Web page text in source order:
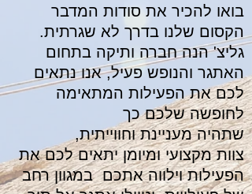
בואו להכיר את סודות המדבר
הקסום שלנו בדרך לא שגרתית.
גליצ' הנה חברה ותיקה בתחום
האתגר והנופש פעיל, אנו נתאים
לכם אתהפעילות המתאימה
לחופשה שלכם כך
שתהיה מעניינת וחווייתית,
צוות מקצועי ומיומן יתאים לכם את
הפעילות וילווה אתכם במגוון רחב